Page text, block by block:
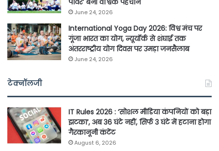
पावर’ बनी वैश्विक पहचान
June 24, 2026
International Yoga Day 2026: विश्व मंच पर
गूंजा भारत का योग, न्यूयॉर्क से शंघाई तक
अंतरराष्ट्रीय योग दिवस पर उमड़ा जनसैलाब
June 24, 2026
टेक्नॉलजी
IT Rules 2026 : ‘सोशल मीडिया कंपनियों को बड़ा
झटका’, अब 36 घंटे नहीं, सिर्फ 3 घंटे में हटाना होगा
गैरकानूनी कंटेंट
August 6, 2026